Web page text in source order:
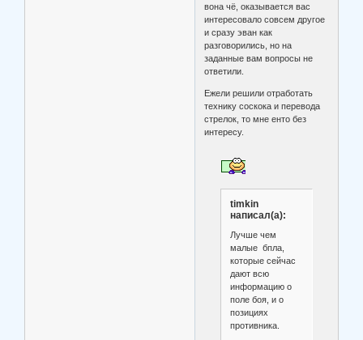
вона чё, оказывается вас
интересовало совсем другое
и сразу эван как
разговорились, но на
заданные вам вопросы не
ответили.
Ежели решили отработать
технику соскока и перевода
стрелок, то мне енто без
интересу.
timkin
написал(а):
Лучше чем
малые бпла,
которые сейчас
дают всю
информацию о
поле боя, и о
позициях
противника.